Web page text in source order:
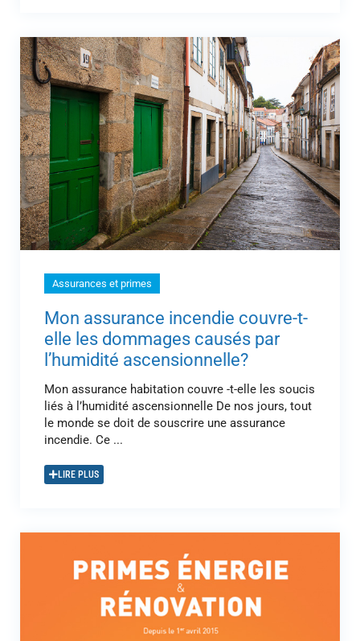
Assurances et primes
Mon assurance incendie couvre-t-
elle les dommages causés par
l’humidité ascensionnelle?
Mon assurance habitation couvre -t-elle les soucis
liés à l’humidité ascensionnelle De nos jours, tout
le monde se doit de souscrire une assurance
incendie. Ce ...
LIRE PLUS